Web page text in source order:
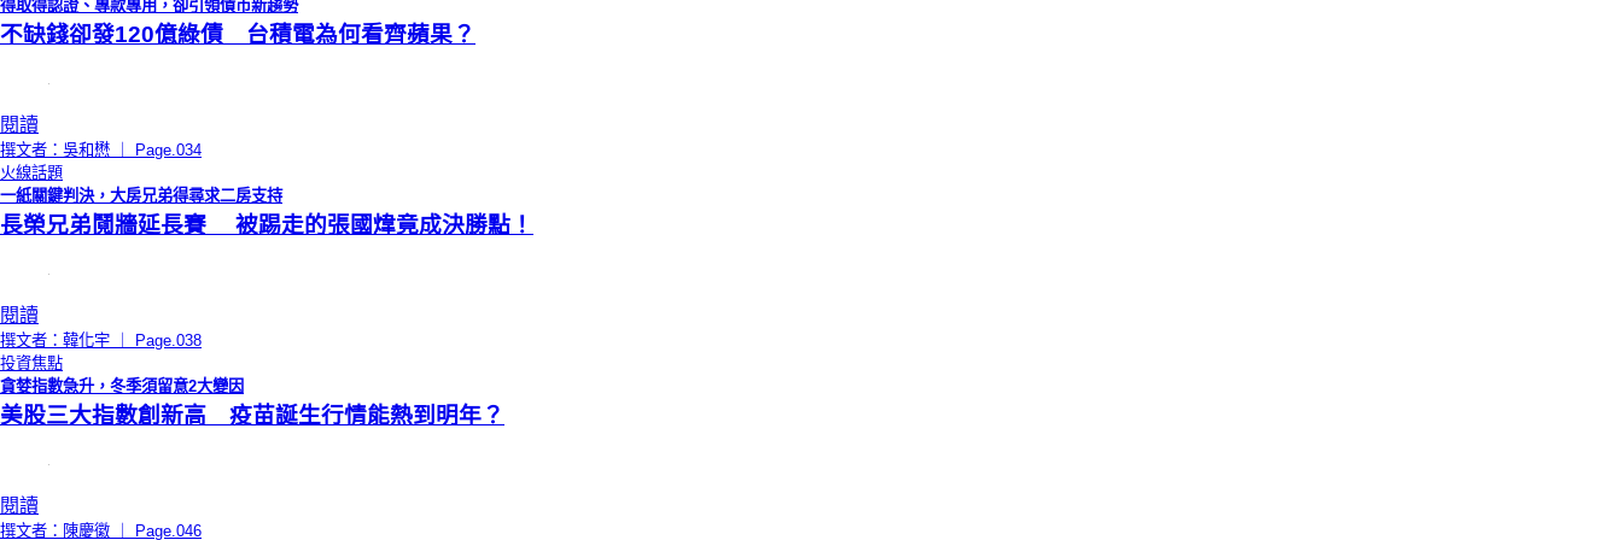
得取得認證、專款專用，卻引領債市新趨勢
不缺錢卻發120億綠債 台積電為何看齊蘋果？
閱讀
撰文者：吳和懋 ｜ Page.034
火線話題
一紙關鍵判決，大房兄弟得尋求二房支持
長榮兄弟鬩牆延長賽 被踢走的張國煒竟成決勝點！
閱讀
撰文者：韓化宇 ｜ Page.038
投資焦點
貪婪指數急升，冬季須留意2大變因
美股三大指數創新高 疫苗誕生行情能熱到明年？
閱讀
撰文者：陳慶徽 ｜ Page.046